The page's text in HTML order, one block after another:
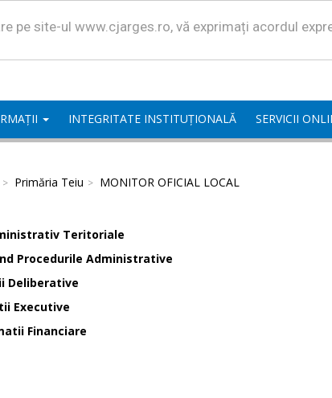
pe site-ul www.cjarges.ro, vă exprimați acordul
INTEGRITATE INSTITUȚIONALĂ SERVICII
Primăria Teiu MONITOR OFICIAL LOCAL
Teritoriale
Procedurile Administrative
Deliberative
Executive
Financiare